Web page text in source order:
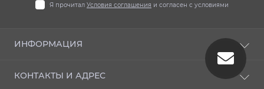
Я прочитал Условия соглашения и согласен с условиями
ИНФОРМАЦИЯ
Отзывы
КОНТАКТЫ И АДРЕС